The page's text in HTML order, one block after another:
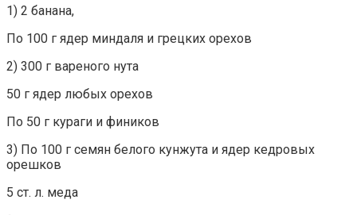
1) 2 банана,
По 100 г ядер миндаля и грецких орехов
2) 300 г вареного нута
50 г ядер любых орехов
По 50 г кураги и фиников
3) По 100 г семян белого кунжута и ядер кедровых
орешков
5 ст. л. меда